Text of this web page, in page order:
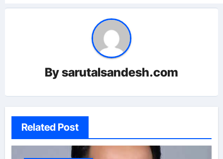
Bysarutalsandesh.com
Related Post